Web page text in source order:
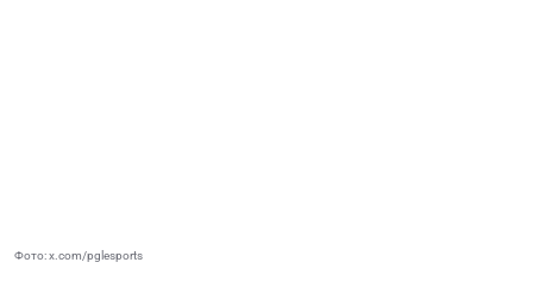
Фото: x.com/pglesports